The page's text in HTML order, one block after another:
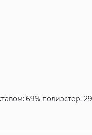
69% полиэстер,